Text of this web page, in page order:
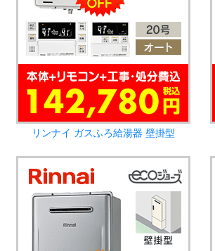
リンナイ ガスふろ給湯器 壁掛型